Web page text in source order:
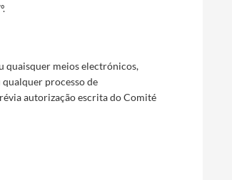
quaisquer meios electrónicos,
processo de
autorização escrita do Comité